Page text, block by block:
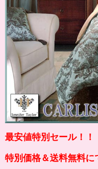
最安値特別セール！！
特別価格＆送料無料に